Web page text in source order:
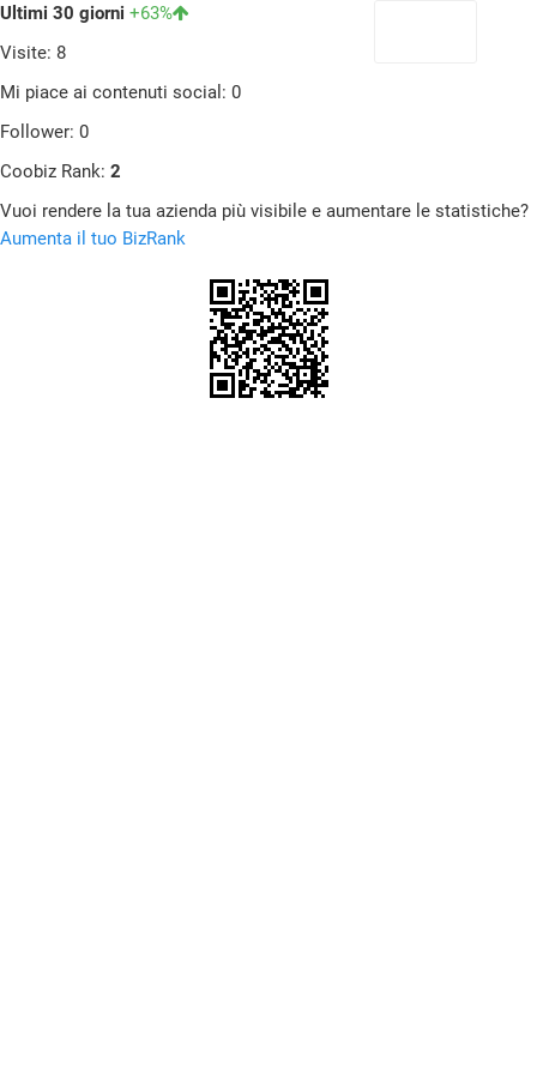
Ultimi 30 giorni +63%
Visite: 8
Mi piace ai contenuti social: 0
Follower: 0
Coobiz Rank: 2
Vuoi rendere la tua azienda più visibile e aumentare le statistiche?
Aumenta il tuo BizRank